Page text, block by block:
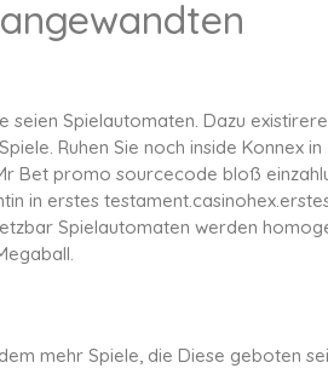
seien Spielautomaten. Dazu
Ruhen Sie noch inside Konnex in
Bet promo sourcecode bloß
in erstes
Spielautomaten werden
mehr Spiele, die Diese geboten